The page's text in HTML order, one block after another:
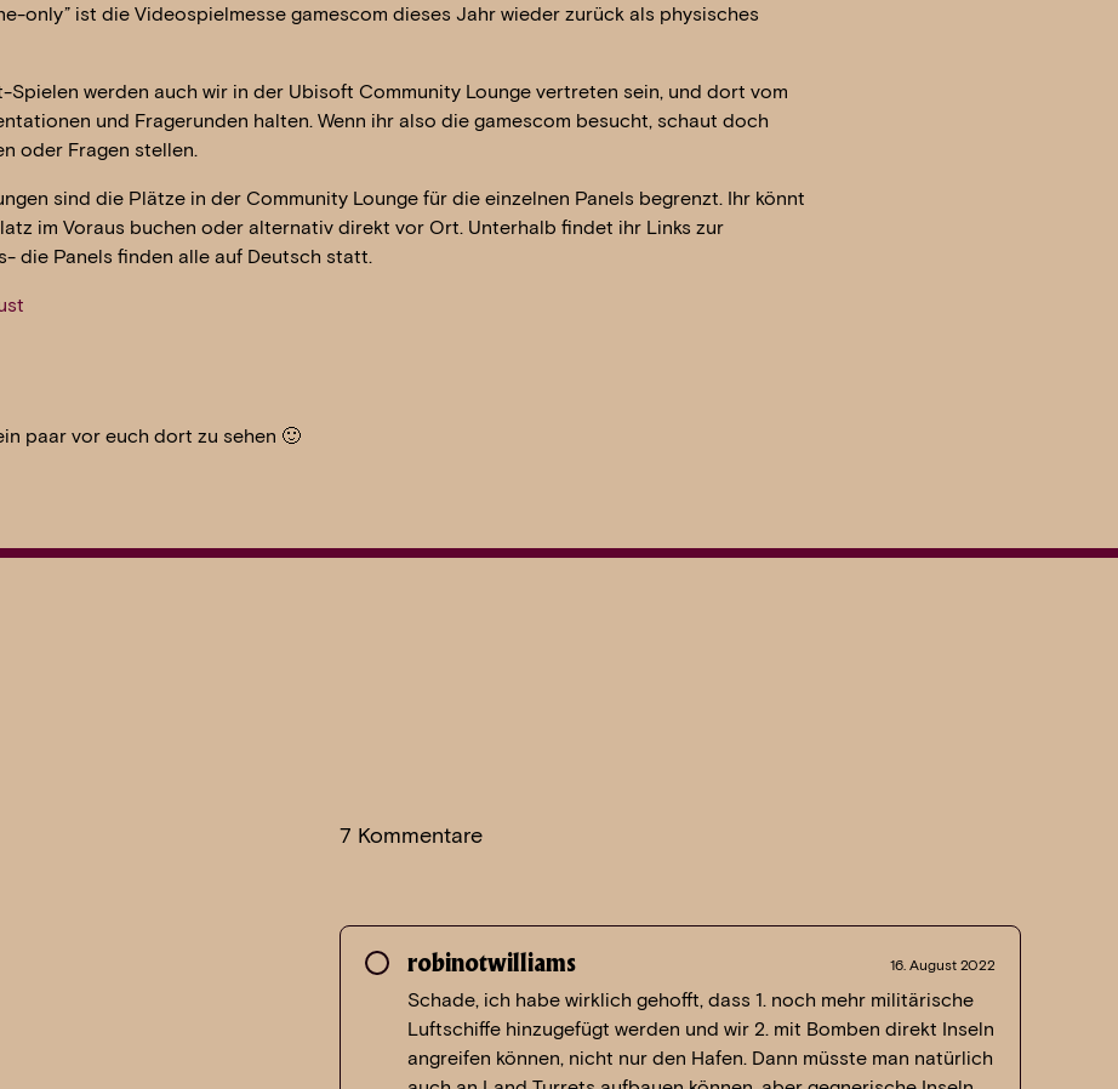
only” ist die Videospielmesse gamescom dieses Jahr wieder zurück als physisches
Spielen werden auch wir in der Ubisoft Community Lounge vertreten sein, und dort vom
und Fragerunden halten. Wenn ihr also die gamescom besucht, schaut doch
oder Fragen stellen.
sind die Plätze in der Community Lounge für die einzelnen Panels begrenzt. Ihr könnt
im Voraus buchen oder alternativ direkt vor Ort. Unterhalb findet ihr Links zur
die Panels finden alle auf Deutsch statt.
paar vor euch dort zu sehen 🙂
7 Kommentare
robinotwilliams 16. August 2022
Schade, ich habe wirklich gehofft, dass 1. noch mehr militärische
Luftschiffe hinzugefügt werden und wir 2. mit Bomben direkt Inseln
angreifen können, nicht nur den Hafen. Dann müsste man natürlich